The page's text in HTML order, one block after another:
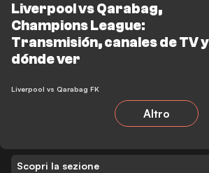
Liverpool vs Qarabag,
Champions League:
Transmisión, canales de TV y
dónde ver
Liverpool vs Qarabag FK
Altro
Scopri la sezione